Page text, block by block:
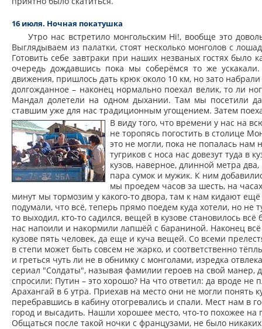
16 июля. Ночная покатушка
Утро нас встретило монгольским Hi!, вообще это
Выглядываем из палатки, стоят несколько монголов с
Готовить себе завтраки при наших незваных гостях
очередь дождавшись пока мы соберёмся то же
движения, пришлось дать крюк около 10 км, но зато
долгожданное – наконец нормально поехал велик, то ли
Мандал долетели на одном дыхании. Там мы посетили
ставшим уже для нас традиционным угощением. Затем
В виду того, что времени у нас на
не торопясь погостить в столице
это не могли, пока не попалась нам
тугриков с носа нас довезут туда в
кузов, наверное, длинной метра
пара сумок и мужик. К ним
мы проедем часов за шесть, на
минут мы тормозим у какого-то двора, там к нам кидают
подумали, что всё, теперь прямо поедем куда хотели, но не
то выходил, кто-то садился, вещей в кузове становилось
нас напоили и накормили лапшёй с бараниной. Наконец
кузове пять человек, да еще и куча вещей. Со всеми
в степи может быть совсем не жарко, и соответственно
и греться чуть ли не в обнимку с монголами, изредка
сериал "Солдаты", называя фамилии героев на свой манер,
спросили: Путин – это хорошо? На что ответил: да вроде
Арахангай в 6 утра. Приехав на место они не могли
перебравшись в кабину отогревались и спали. Мест нам в
город и высадить. Нашли хорошее место, что-то похожее
Общаться после такой ночки с французами, не было